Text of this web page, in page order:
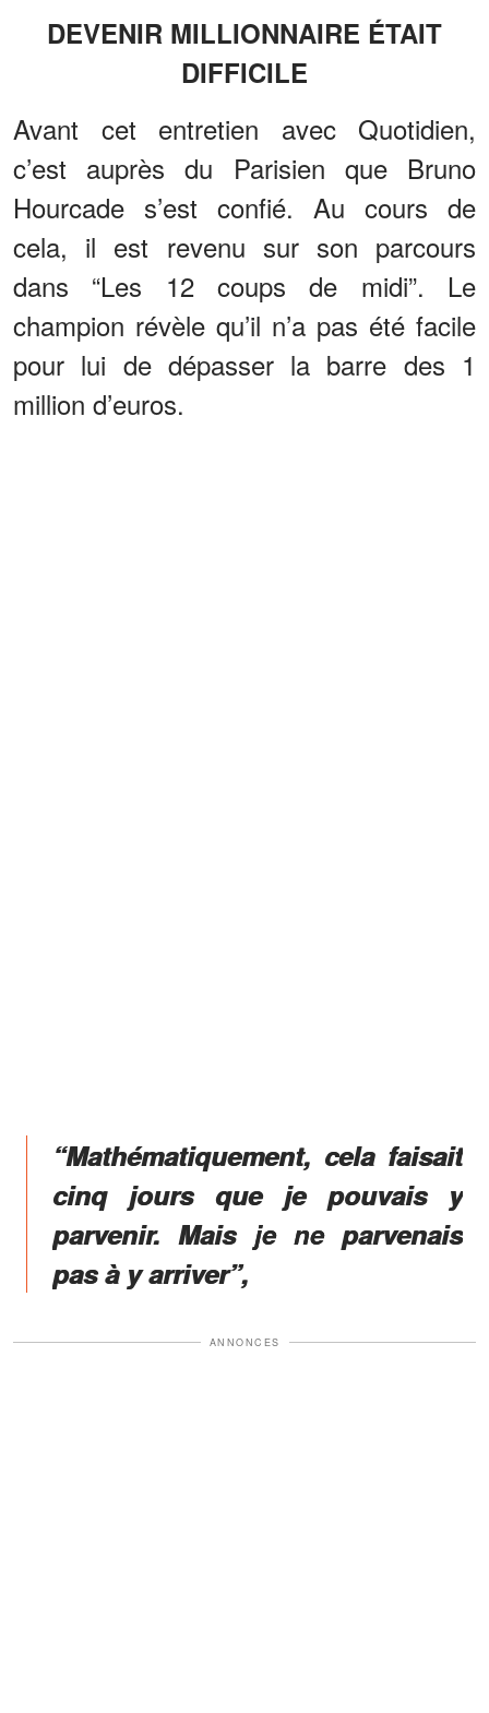
DEVENIR MILLIONNAIRE ÉTAIT
DIFFICILE
Avant cet entretien avec Quotidien,
c’est auprès du Parisien que Bruno
Hourcade s’est confié. Au cours de
cela, il est revenu sur son parcours
dans “Les 12 coups de midi”. Le
champion révèle qu’il n’a pas été facile
pour lui de dépasser la barre des 1
million d’euros.
“Mathématiquement, cela faisait
cinq jours que je pouvais y
parvenir. Mais je ne parvenais
pas à y arriver”,
ANNONCES